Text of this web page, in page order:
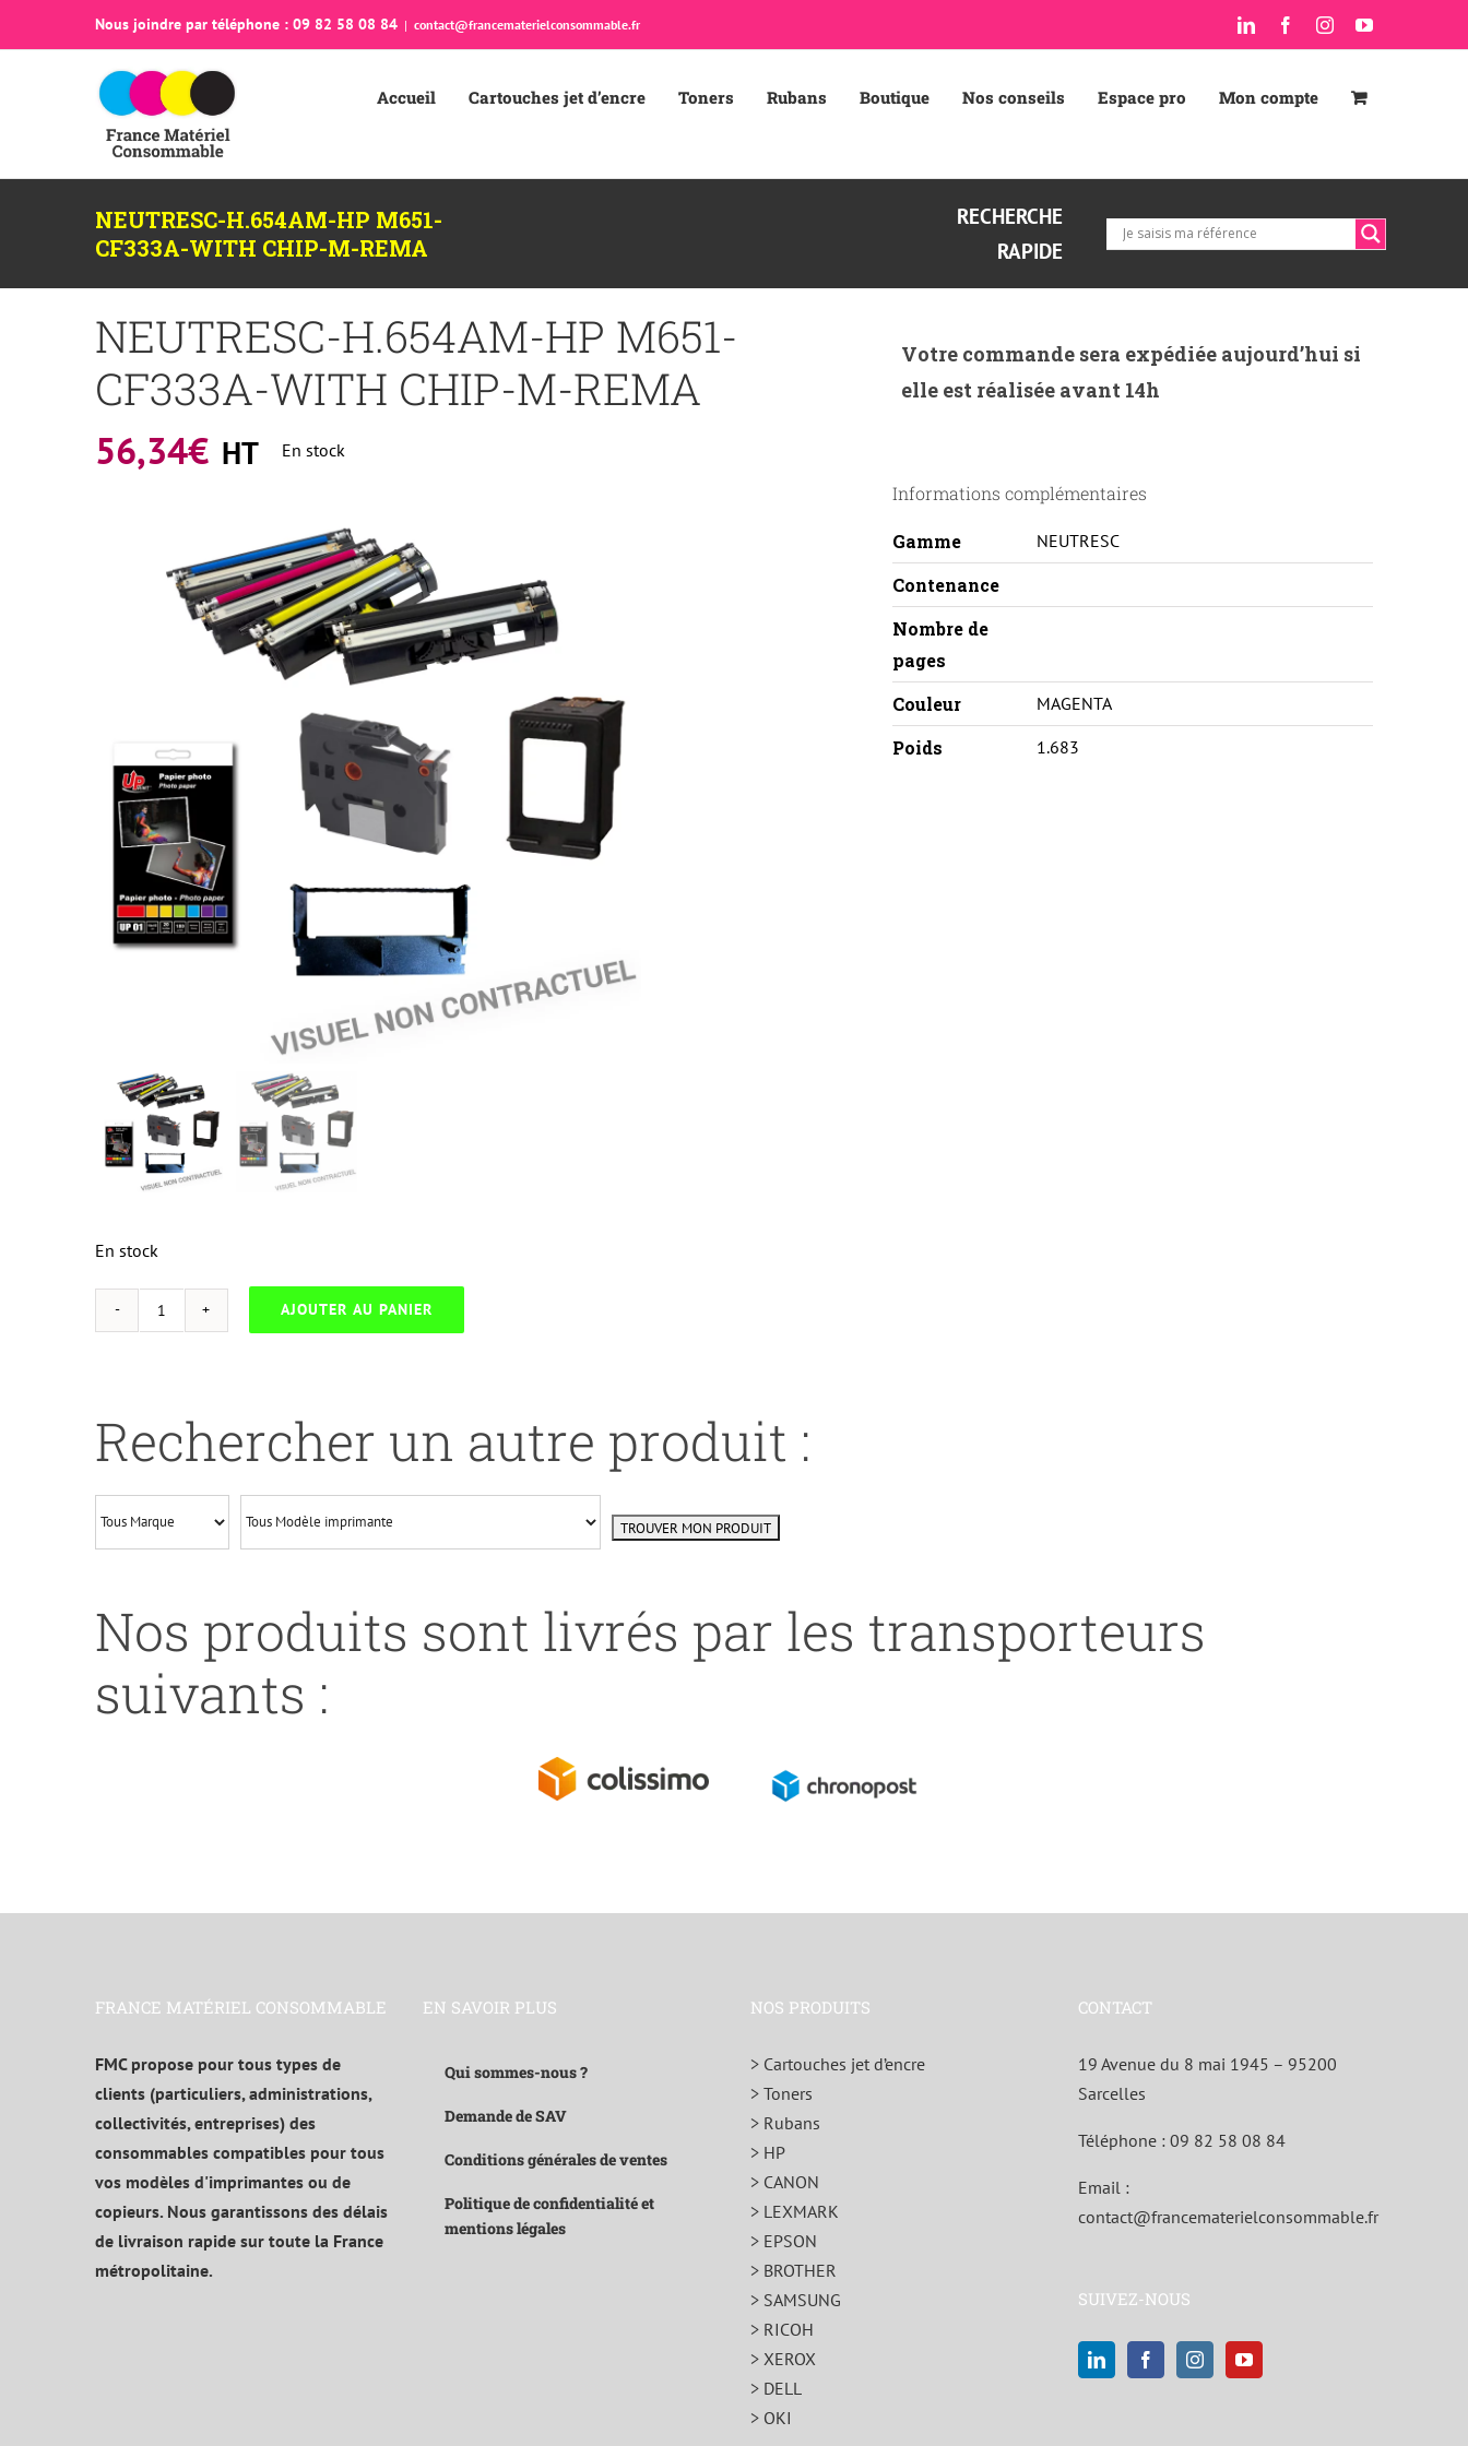
Nous joindre par téléphone : 09 82 58 08 84 | contact@francematerielconsommable.fr LinkedInFacebookInstagramYouTube
Accueil Cartouches jet d’encre Toners Rubans Boutique Nos conseils Espace pro Mon compte
NEUTRESC-H.654AM-HP M651-
CF333A-WITH CHIP-M-REMA
RECHERCHE
RAPIDE
NEUTRESC-H.654AM-HP M651-
CF333A-WITH CHIP-M-REMA
56,34€ HT En stock
En stock
quantité
HP
CF333A-
WITH
REMA
AJOUTER AU PANIER
Votre commande sera expédiée aujourd’hui si
elle est réalisée avant 14h
Informations complémentaires
Gamme NEUTRESC
Contenance
Nombre de
pages
Couleur
MAGENTA
Poids 1.683
Rechercher un autre produit :
Nos produits sont livrés par les transporteurs
suivants :
FRANCE MATÉRIEL CONSOMMABLE
FMC propose pour tous types de
clients (particuliers, administrations,
collectivités, entreprises) des
consommables compatibles pour tous
vos modèles d'imprimantes ou de
copieurs. Nous garantissons des délais
de livraison rapide sur toute la France
métropolitaine.
EN SAVOIR PLUS
Qui sommes-nous ?
Demande de SAV
Conditions générales de ventes
Politique de confidentialité et
mentions légales
NOS PRODUITS
> Cartouches jet d’encre
> Toners
> Rubans
> HP
> CANON
> LEXMARK
> EPSON
> BROTHER
> SAMSUNG
> RICOH
> XEROX
> DELL
> OKI
CONTACT
19 Avenue du 8 mai 1945 – 95200
Sarcelles
Téléphone : 09 82 58 08 84
Email :
contact@francematerielconsommable.fr
SUIVEZ-NOUS